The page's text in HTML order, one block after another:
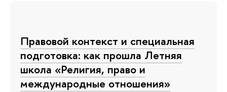
Правовой контекст и специальная
подготовка: как прошла Летняя
школа «Религия, право и
международные отношения»